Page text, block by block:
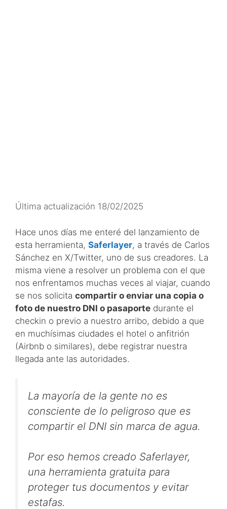
Última actualización 18/02/2025
Hace unos días me enteré del lanzamiento de
esta herramienta, Saferlayer, a través de Carlos
Sánchez en X/Twitter, uno de sus creadores. La
misma viene a resolver un problema con el que
nos enfrentamos muchas veces al viajar, cuando
se nos solicita compartir o enviar una copia o
foto de nuestro DNI o pasaporte durante el
checkin o previo a nuestro arribo, debido a que
en muchísimas ciudades el hotel o anfitrión
(Airbnb o similares), debe registrar nuestra
llegada ante las autoridades.
La mayoría de la gente no es
consciente de lo peligroso que es
compartir el DNI sin marca de agua.
Por eso hemos creado Saferlayer,
una herramienta gratuita para
proteger tus documentos y evitar
estafas.